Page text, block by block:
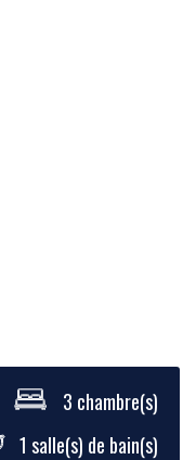
3 chambre(s)
1 salle(s) de bain(s)